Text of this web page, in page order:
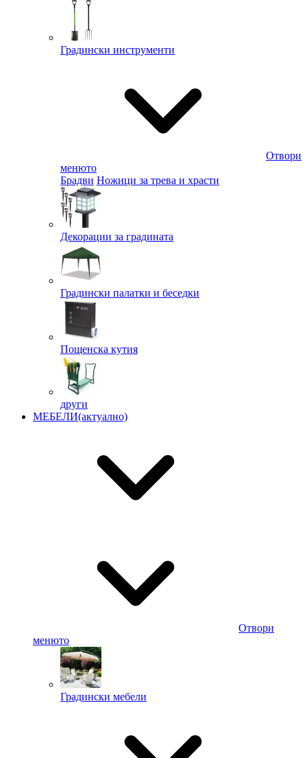
Градински инструменти
Отвори
менюто
Брадви Ножици за трева и храсти
Декорации за градината
Градински палатки и беседки
Пощенска кутия
други
МЕБЕЛИ(актуално)
Отвори
менюто
Градински мебели